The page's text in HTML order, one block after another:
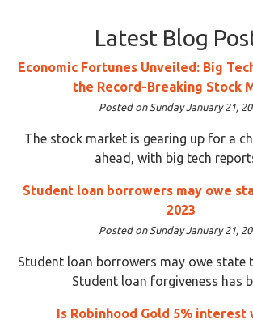
Latest Blog
Economic Fortunes Unveiled: Big
the Record-Breaking Stock
Posted on Sunday January 21,
The stock market is gearing up for a
ahead, with big tech
Student loan borrowers may owe
2023
Posted on Sunday January 21,
Student loan borrowers may owe state
Student loan forgiveness has
Is Robinhood Gold 5% interest